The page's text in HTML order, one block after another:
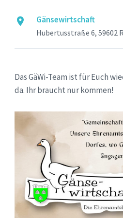
Gänsewirtschaft
Hubertusstraße 6, 59602
Das GäWi-Team ist für Euch
da. Ihr braucht nur kommen!